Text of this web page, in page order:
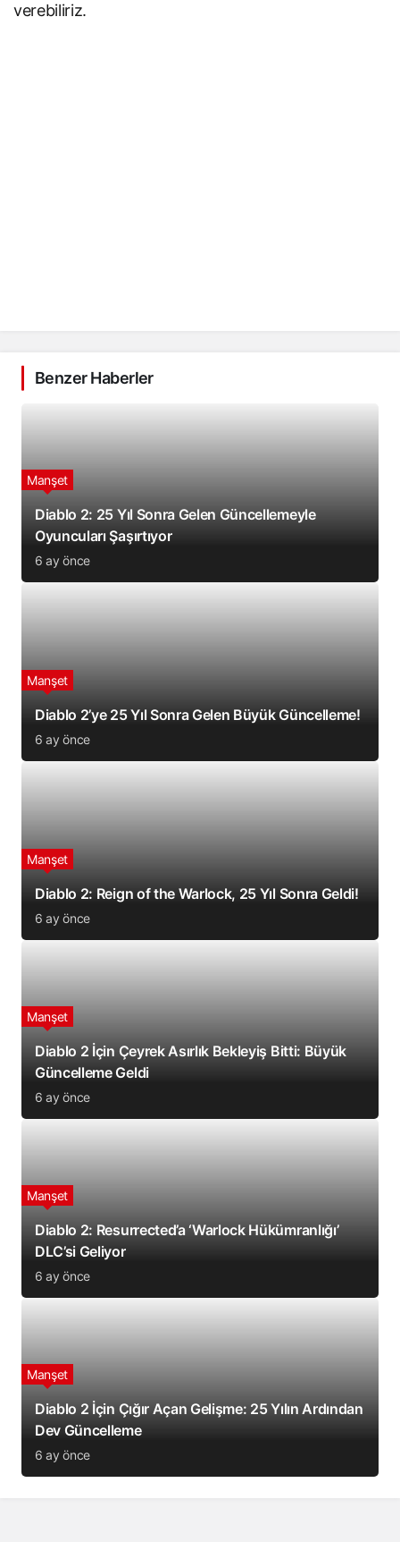
verebiliriz.
Benzer Haberler
Diablo 2: 25 Yıl Sonra Gelen Güncellemeyle
Oyuncuları Şaşırtıyor
Manşet
6 ay önce
Diablo 2’ye 25 Yıl Sonra Gelen Büyük Güncelleme!
Manşet
6 ay önce
Diablo 2: Reign of the Warlock, 25 Yıl Sonra Geldi!
Manşet
6 ay önce
Diablo 2 İçin Çeyrek Asırlık Bekleyiş Bitti: Büyük
Güncelleme Geldi
Manşet
6 ay önce
Diablo 2: Resurrected’a ‘Warlock Hükümranlığı’
DLC’si Geliyor
Manşet
6 ay önce
Diablo 2 İçin Çığır Açan Gelişme: 25 Yılın Ardından
Dev Güncelleme
Manşet
6 ay önce